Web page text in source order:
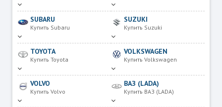
SUBARU
Купить Subaru
SUZUKI
Купить Suzuki
TOYOTA
Купить Toyota
VOLKSWAGEN
Купить Volkswagen
VOLVO
Купить Volvo
ВАЗ (LADA)
Купить ВАЗ (LADA)